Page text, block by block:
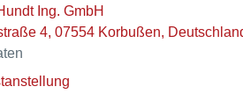
Ing. GmbH
4, 07554 Korbußen,